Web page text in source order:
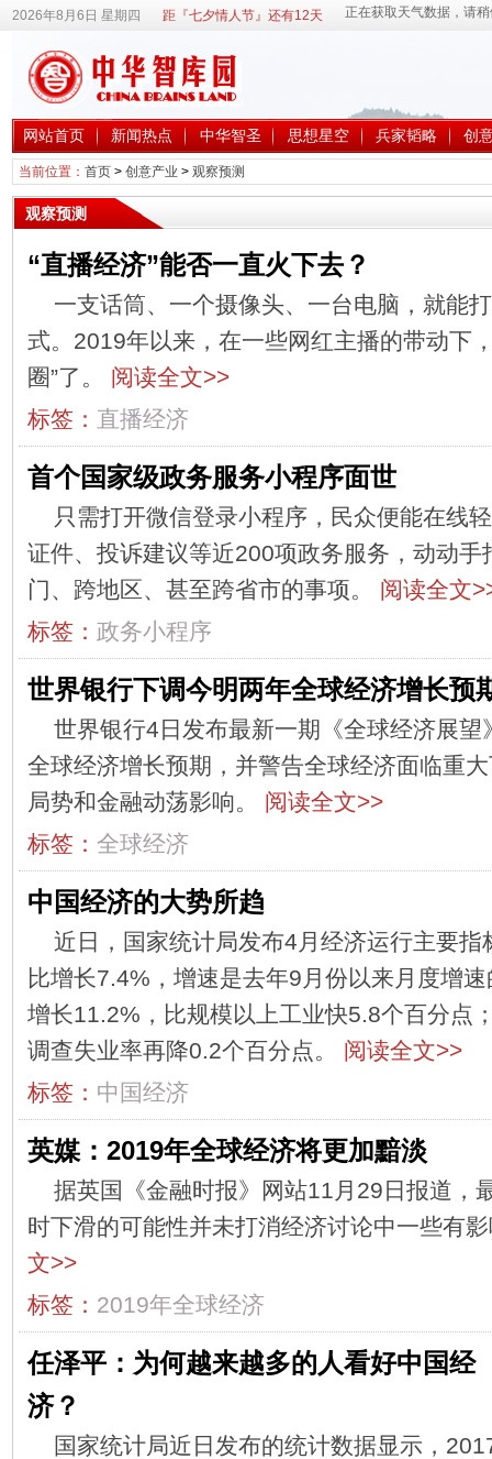
2026年8月6日 星期四 距『七夕情人节』还有12天
网站首页 新闻热点 中华智圣 思想星空 兵家韬略 创
当前位置： 首页> 创意产业 > 观察预测
观察预测
“直播经济”能否一直火下去？
一支话筒、一个摄像头、一台电脑，就能
式。2019年以来，在一些网红主播的带动下
圈”了。 阅读全文>>
标签： 直播经济
首个国家级政务服务小程序面世
只需打开微信登录小程序，民众便能在线
证件、投诉建议等近200项政务服务，动动手
门、跨地区、甚至跨省市的事项。 阅读全文
标签： 政务小程序
世界银行下调今明两年全球经济增长预
世界银行4日发布最新一期《全球经济展
全球经济增长预期，并警告全球经济面临重
局势和金融动荡影响。 阅读全文>>
标签： 全球经济
中国经济的大势所趋
近日，国家统计局发布4月经济运行主要
比增长7.4%，增速是去年9月份以来月度增
增长11.2%，比规模以上工业快5.8个百分点
调查失业率再降0.2个百分点。 阅读全文>>
标签： 中国经济
英媒：2019年全球经济将更加黯淡
据英国《金融时报》网站11月29日报道，
时下滑的可能性并未打消经济讨论中一些有
文>>
标签： 2019年全球经济
任泽平：为何越来越多的人看好中国经
济？
国家统计局近日发布的统计数据显示，